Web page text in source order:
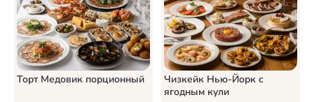
Торт Медовик порционный
Чизкейк Нью-Йорк с
ягодным кули